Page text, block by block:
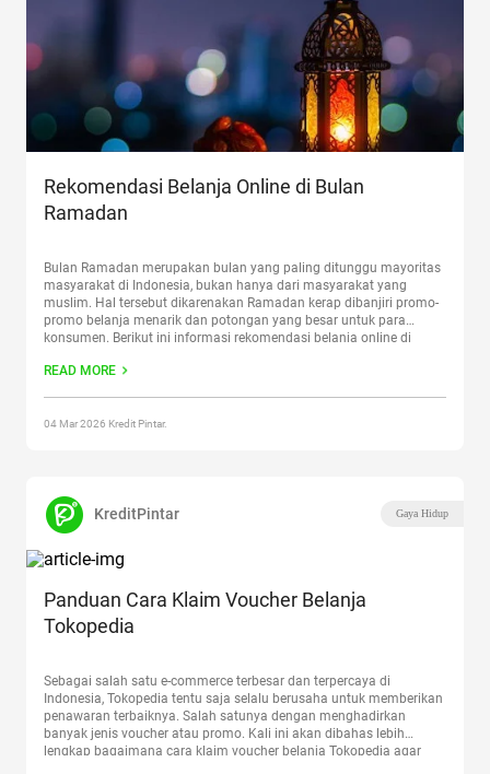
Rekomendasi Belanja Online di Bulan
Ramadan
Bulan Ramadan merupakan bulan yang paling ditunggu mayoritas
masyarakat di Indonesia, bukan hanya dari masyarakat yang
muslim. Hal tersebut dikarenakan Ramadan kerap dibanjiri promo-
promo belanja menarik dan potongan yang besar untuk para
konsumen. Berikut ini informasi rekomendasi belanja online di
yaitu melalui e-commerce market atau secara
READ MORE
04 Mar 2026 Kredit Pintar.
KreditPintar Gaya Hidup
Panduan Cara Klaim Voucher Belanja
Tokopedia
Sebagai salah satu e-commerce terbesar dan terpercaya di
Indonesia, Tokopedia tentu saja selalu berusaha untuk memberikan
penawaran terbaiknya. Salah satunya dengan menghadirkan
banyak jenis voucher atau promo. Kali ini akan dibahas lebih
lengkap bagaimana cara klaim voucher belanja Tokopedia agar